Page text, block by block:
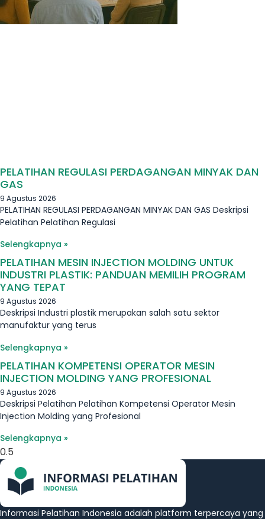
PELATIHAN REGULASI PERDAGANGAN MINYAK DAN
GAS
9 Agustus 2026
PELATIHAN REGULASI PERDAGANGAN MINYAK DAN GAS Deskripsi
Pelatihan Pelatihan Regulasi
Selengkapnya »
PELATIHAN MESIN INJECTION MOLDING UNTUK
INDUSTRI PLASTIK: PANDUAN MEMILIH PROGRAM
YANG TEPAT
9 Agustus 2026
Deskripsi Industri plastik merupakan salah satu sektor
manufaktur yang terus
Selengkapnya »
PELATIHAN KOMPETENSI OPERATOR MESIN
INJECTION MOLDING YANG PROFESIONAL
9 Agustus 2026
Deskripsi Pelatihan Pelatihan Kompetensi Operator Mesin
Injection Molding yang Profesional
Selengkapnya »
Informasi Pelatihan Indonesia adalah platform terpercaya yang